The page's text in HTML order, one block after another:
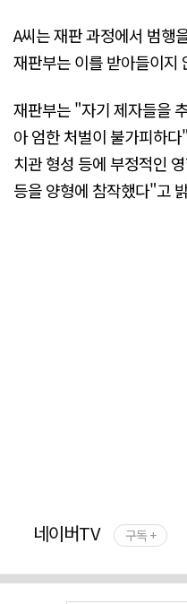
A씨는 재판 과정에서 범행
재판부는 이를 받아들이지
재판부는 "자기 제자들을
아 엄한 처벌이 불가피하
치관 형성 등에 부정적인
등을 양형에 참작했다"고
네이버TV 구독 +